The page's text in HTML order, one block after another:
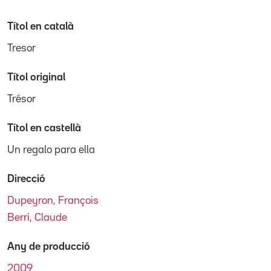
Títol en català
Tresor
Títol original
Trésor
Títol en castellà
Un regalo para ella
Direcció
Dupeyron, François
Berri, Claude
Any de producció
2009